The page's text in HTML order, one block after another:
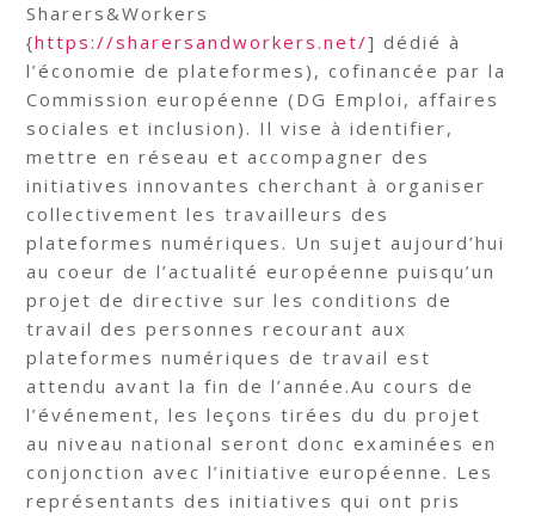
Sharers&Workers
{https://sharersandworkers.net/] dédié à
l’économie de plateformes), cofinancée par la
Commission européenne (DG Emploi, affaires
sociales et inclusion). Il vise à identifier,
mettre en réseau et accompagner des
initiatives innovantes cherchant à organiser
collectivement les travailleurs des
plateformes numériques. Un sujet aujourd’hui
au coeur de l’actualité européenne puisqu’un
projet de directive sur les conditions de
travail des personnes recourant aux
plateformes numériques de travail est
attendu avant la fin de l’année.Au cours de
l’événement, les leçons tirées du du projet
au niveau national seront donc examinées en
conjonction avec l’initiative européenne. Les
représentants des initiatives qui ont pris